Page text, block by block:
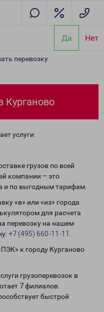
Да Нет
перевозку
Курганово
услуги:
грузов по всей
компании – это
и по выгодным тарифам.
«в» или «из» города
для расчета
перевозку на нашем
+7 (495) 660-11-11
к городу Курганово
грузоперевозок в
7 филиалов.
быстрой